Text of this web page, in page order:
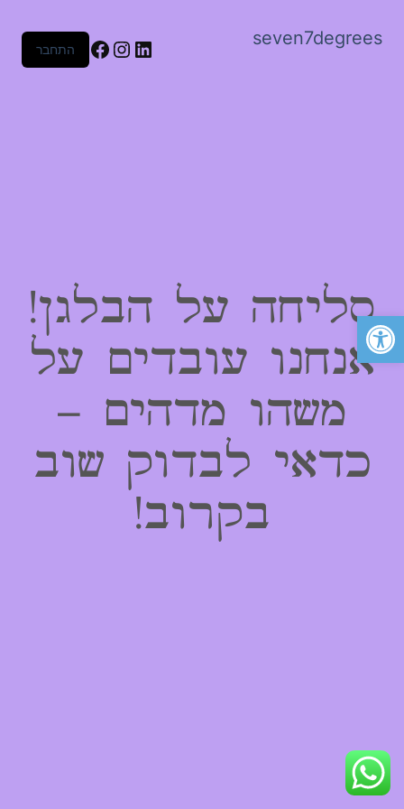
פתח סרגל נגישות
seven7degrees
LinkedIn
Instagram
Facebook
התחבר
סליחה על הבלגן!
אנחנו עובדים על
משהו מדהים –
כדאי לבדוק שוב
בקרוב!